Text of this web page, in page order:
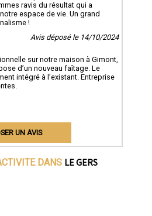
ravis du résultat qui a
espace de vie. Un grand
!
Avis déposé le 14/10/2024
sur notre maison à Gimont,
d’un nouveau faîtage. Le
intégré à l’existant. Entreprise
UN AVIS
DANS LE GERS